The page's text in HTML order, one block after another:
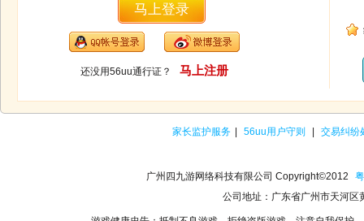
还没用56uu通行证？ 马上注册
家长监护服务 56uu用户守则 交易纠纷
广州四九游网络科技有限公司 Copyright©2012
公司地址：广东省广州市天河